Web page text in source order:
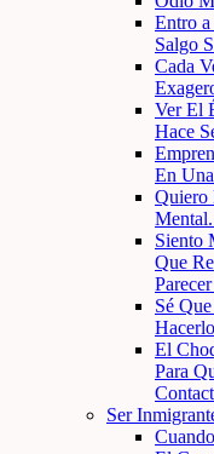
Entro
Salgo
Cada
Ver El
Hace
En
Quiero
Siento
Que
Sé
Hacerlo
El
Para
Ser